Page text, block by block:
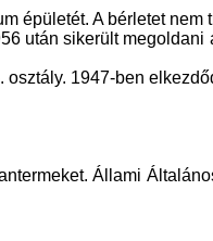
épületét. A bérletet nem
után sikerült
1947-ben
Állami